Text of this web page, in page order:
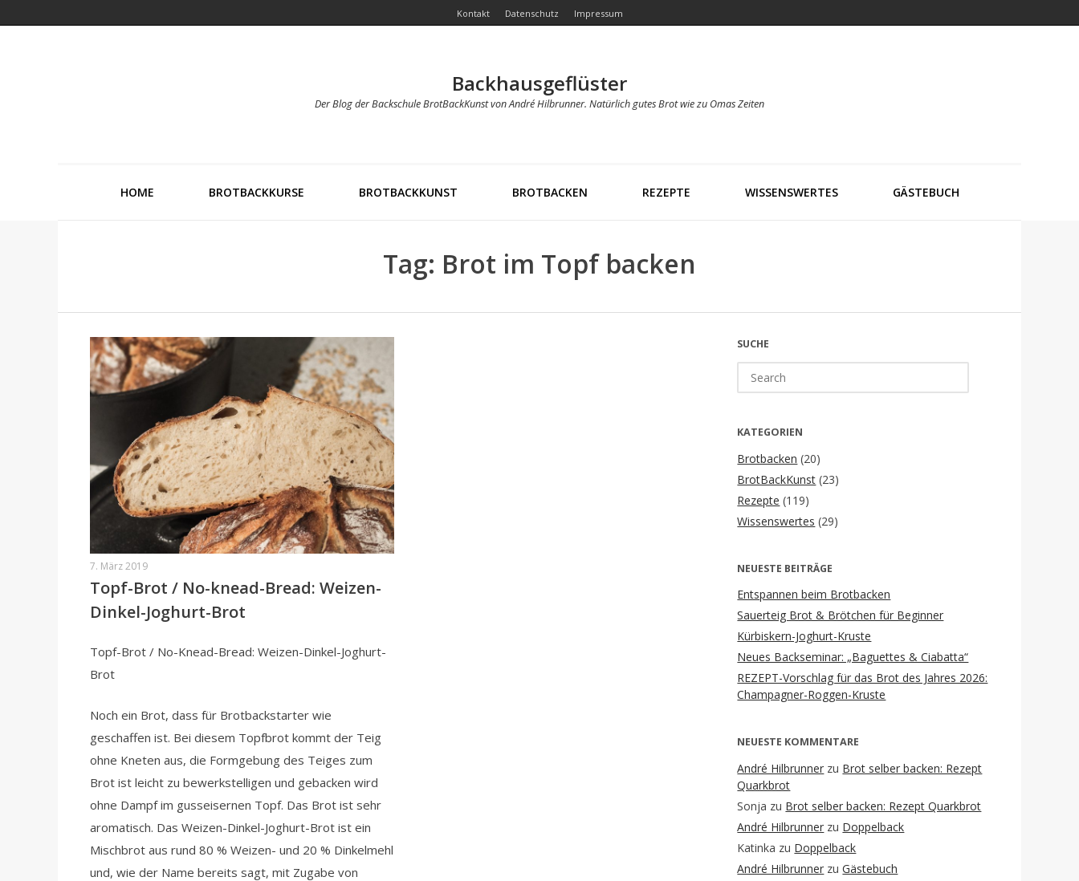
Kontakt Datenschutz Impressum
Backhausgeflüster
Der Blog der Backschule BrotBackKunst von André Hilbrunner. Natürlich gutes Brot wie zu Omas Zeiten
HOME BROTBACKKURSE BROTBACKKUNST BROTBACKEN REZEPTE WISSENSWERTES GÄSTEBUCH
Tag: Brot im Topf backen
7. März 2019
Topf-Brot / No-knead-Bread: Weizen-
Dinkel-Joghurt-Brot
Topf-Brot / No-Knead-Bread: Weizen-Dinkel-Joghurt-
Brot
Noch ein Brot, dass für Brotbackstarter wie
geschaffen ist. Bei diesem Topfbrot kommt der Teig
ohne Kneten aus, die Formgebung des Teiges zum
Brot ist leicht zu bewerkstelligen und gebacken wird
ohne Dampf im gusseisernen Topf. Das Brot ist sehr
aromatisch. Das Weizen-Dinkel-Joghurt-Brot ist ein
Mischbrot aus rund 80 % Weizen- und 20 % Dinkelmehl
und, wie der Name bereits sagt, mit Zugabe von
SUCHE
for:
KATEGORIEN
Brotbacken (20)
BrotBackKunst (23)
Rezepte (119)
Wissenswertes (29)
NEUESTE BEITRÄGE
Entspannen beim Brotbacken
Sauerteig Brot & Brötchen für Beginner
Kürbiskern-Joghurt-Kruste
Neues Backseminar: „Baguettes & Ciabatta“
REZEPT-Vorschlag für das Brot des Jahres 2026:
Champagner-Roggen-Kruste
NEUESTE KOMMENTARE
André Hilbrunner zu Brot selber backen: Rezept
Quarkbrot
Sonja zu Brot selber backen: Rezept Quarkbrot
André Hilbrunner zu Doppelback
Katinka zu Doppelback
André Hilbrunner zuGästebuch